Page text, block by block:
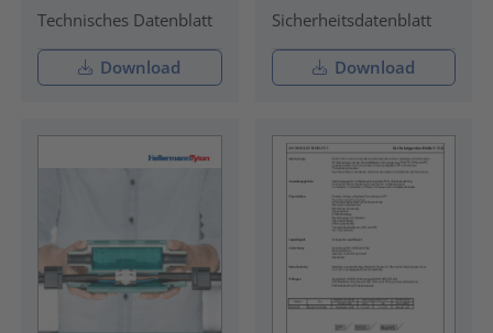
Technisches Datenblatt
Download
Sicherheitsdatenblatt
Download